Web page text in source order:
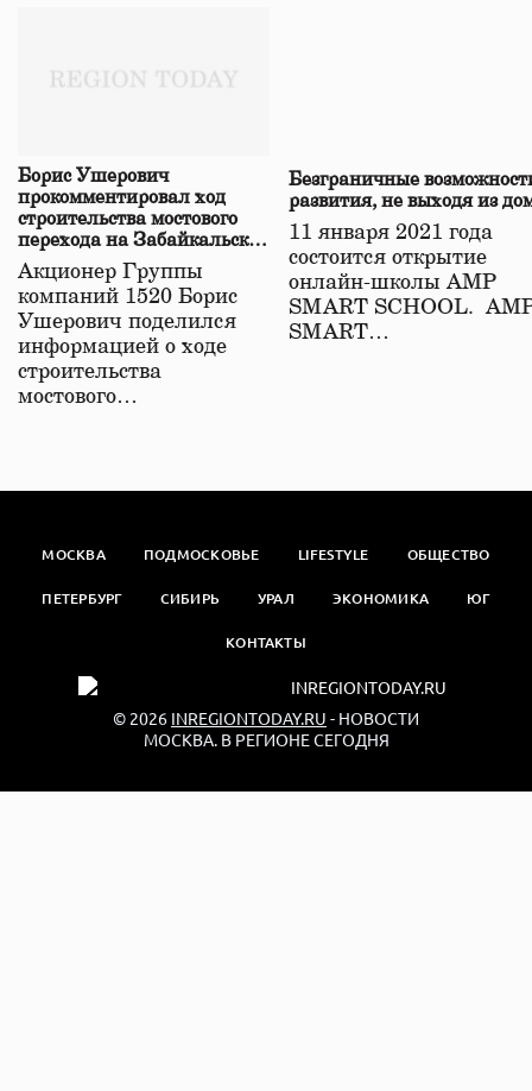
Борис Ушерович
прокомментировал ход
строительства мостового
перехода на Забайкальской
железной дороге
Акционер Группы
компаний 1520 Борис
Ушерович поделился
информацией о ходе
строительства
мостового…
Безграничные
развития, не выходя из
11 января 2021 года
состоится открытие
онлайн-школы АМР
SMART SCHOOL.
SMART…
МОСКВА ПОДМОСКОВЬЕ LIFESTYLE ОБЩЕСТВО
ПЕТЕРБУРГ СИБИРЬ УРАЛ ЭКОНОМИКА ЮГ
КОНТАКТЫ
© 2026 INREGIONTODAY.RU - НОВОСТИ
МОСКВА. В РЕГИОНЕ СЕГОДНЯ